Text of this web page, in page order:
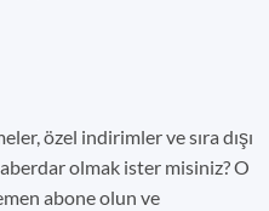
özel indirimler ve sıra dışı
olmak ister misiniz? O
abone olun ve